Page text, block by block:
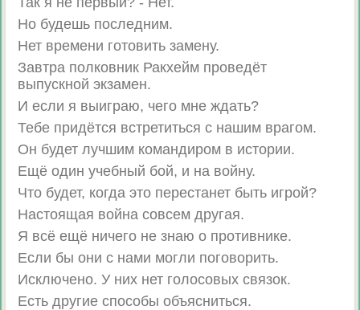
Но будешь последним.
Нет времени готовить замену.
Завтра полковник Ракхейм проведёт
выпускной экзамен.
И если я выиграю, чего мне ждать?
Тебе придётся встретиться с нашим врагом.
Он будет лучшим командиром в истории.
Ещё один учебный бой, и на войну.
Что будет, когда это перестанет быть игрой?
Настоящая война совсем другая.
Я всё ещё ничего не знаю о противнике.
Если бы они с нами могли поговорить.
Исключено. У них нет голосовых связок.
Есть другие способы объясниться.